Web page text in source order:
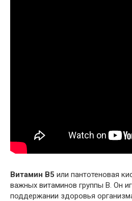
Витамин B5 или пантотеновая
важных витаминов группы В. Он
поддержании здоровья